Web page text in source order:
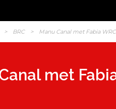
> BRC > Manu Canal met Fabia
met